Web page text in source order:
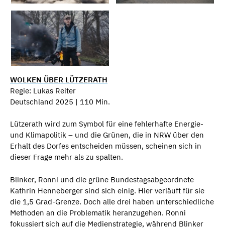
WOLKEN ÜBER LÜTZERATH
Regie: Lukas Reiter
Deutschland 2025 | 110 Min.
Lützerath wird zum Symbol für eine fehlerhafte Energie-
und Klimapolitik – und die Grünen, die in NRW über den
Erhalt des Dorfes entscheiden müssen, scheinen sich in
dieser Frage mehr als zu spalten.
Blinker, Ronni und die grüne Bundestagsabgeordnete
Kathrin Henneberger sind sich einig. Hier verläuft für sie
die 1,5 Grad-Grenze. Doch alle drei haben unterschiedliche
Methoden an die Problematik heranzugehen. Ronni
fokussiert sich auf die Medienstrategie, während Blinker